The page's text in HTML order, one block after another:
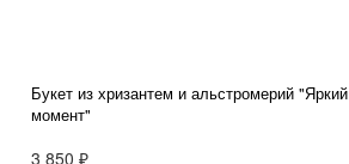
Букет из хризантем и альстромерий "Яркий
момент"
3 850 ₽